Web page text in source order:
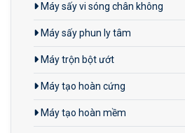
Máy sấy vi sóng chân không
Máy sấy phun ly tâm
Máy trộn bột ướt
Máy tạo hoàn cứng
Máy tạo hoàn mềm